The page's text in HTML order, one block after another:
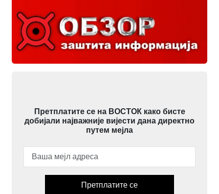
Претплатите се на ВОСТОК како бисте
добијали најважније вијести дана директно
путем мејла
Претплатите се